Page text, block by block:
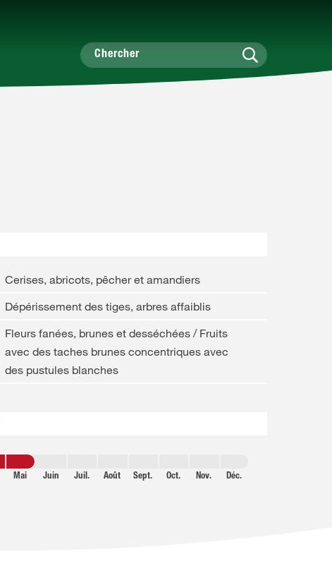
Cerises, abricots, pêcher et amandiers
Dépérissement des tiges, arbres affaiblis
Fleurs fanées, brunes et desséchées / Fruits
avec des taches brunes concentriques avec
des pustules blanches
Mai Juin Juil. Août Sept. Oct. Nov. Déc.